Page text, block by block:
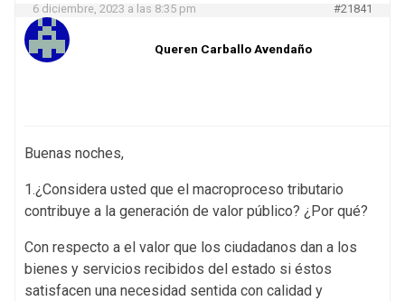
6 diciembre, 2023 a las 8:35 pm #21841
Queren Carballo Avendaño
Buenas noches,
1.¿Considera usted que el macroproceso tributario
contribuye a la generación de valor público? ¿Por qué?
Con respecto a el valor que los ciudadanos dan a los
bienes y servicios recibidos del estado si éstos
satisfacen una necesidad sentida con calidad y